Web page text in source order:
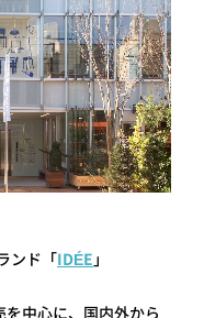
ンド「IDÉE 」
を中心に、国内外から